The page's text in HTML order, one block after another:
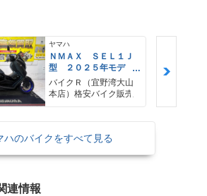
ヤマハ
ＮＭＡＸ ＳＥＬ１Ｊ
型 ２０２５年モデ
ル ＡＢＳ キーレ
ス リアキャリア リ
アＢＯＸ
バイクＲ（宜野湾大山
本店）格安バイク販売
ハのバイクをすべて見る
連情報